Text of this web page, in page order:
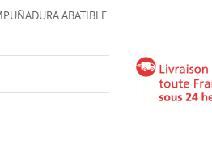
ABATIBLE